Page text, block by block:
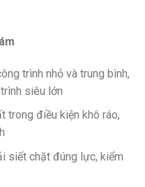
trình nhỏ và trung bình,
siêu lớn
trong điều kiện khô ráo,
siết chặt đúng lực, kiểm